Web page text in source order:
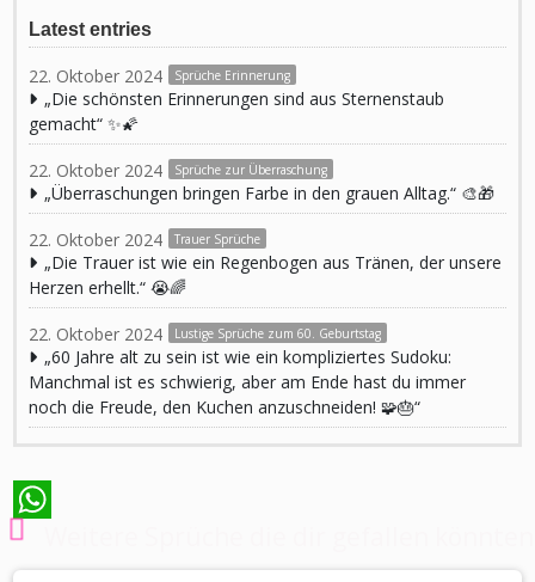
Latest entries
22. Oktober 2024 Sprüche Erinnerung
„Die schönsten Erinnerungen sind aus Sternenstaub
gemacht“ ✨🌠
22. Oktober 2024 Sprüche zur Überraschung
„Überraschungen bringen Farbe in den grauen Alltag.“ 🎨🎁
22. Oktober 2024 Trauer Sprüche
„Die Trauer ist wie ein Regenbogen aus Tränen, der unsere
Herzen erhellt.“ 😭🌈
22. Oktober 2024 Lustige Sprüche zum 60. Geburtstag
„60 Jahre alt zu sein ist wie ein kompliziertes Sudoku:
Manchmal ist es schwierig, aber am Ende hast du immer
noch die Freude, den Kuchen anzuschneiden! 🧩🎂“
WhatsApp